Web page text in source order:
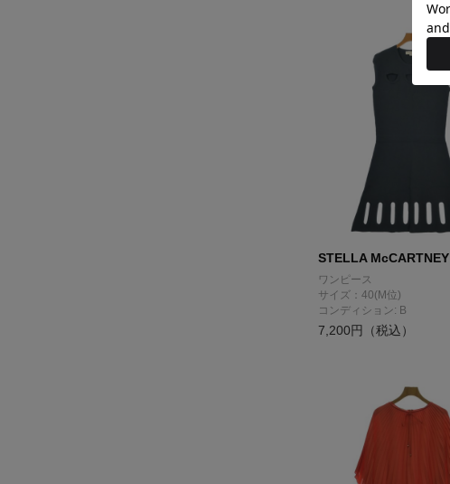
STELLA McCARTNEY
ワンピース
サイズ：40(M位)
コンディション: B
7,200円（税込）